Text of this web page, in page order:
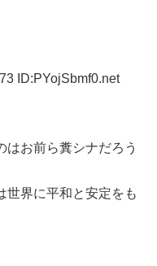
ID:PYojSbmf0.net
はお前ら糞シナだろう
世界に平和と安定をも